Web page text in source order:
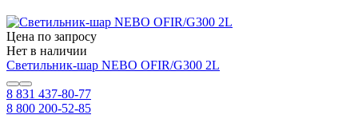
Цена по запросу
Нет в наличии
Светильник-шар NEBO OFIR/G300 2L
8 831 437-80-77
8 800 200-52-85